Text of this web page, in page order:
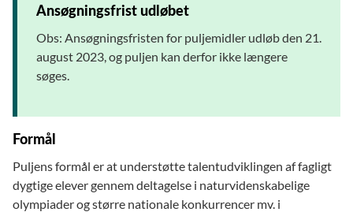
Ansøgningsfrist udløbet
Obs: Ansøgningsfristen for puljemidler udløb den 21.
august 2023, og puljen kan derfor ikke længere
søges.
Formål
Puljens formål er at understøtte talentudviklingen af fagligt
dygtige elever gennem deltagelse i naturvidenskabelige
olympiader og større nationale konkurrencer mv. i